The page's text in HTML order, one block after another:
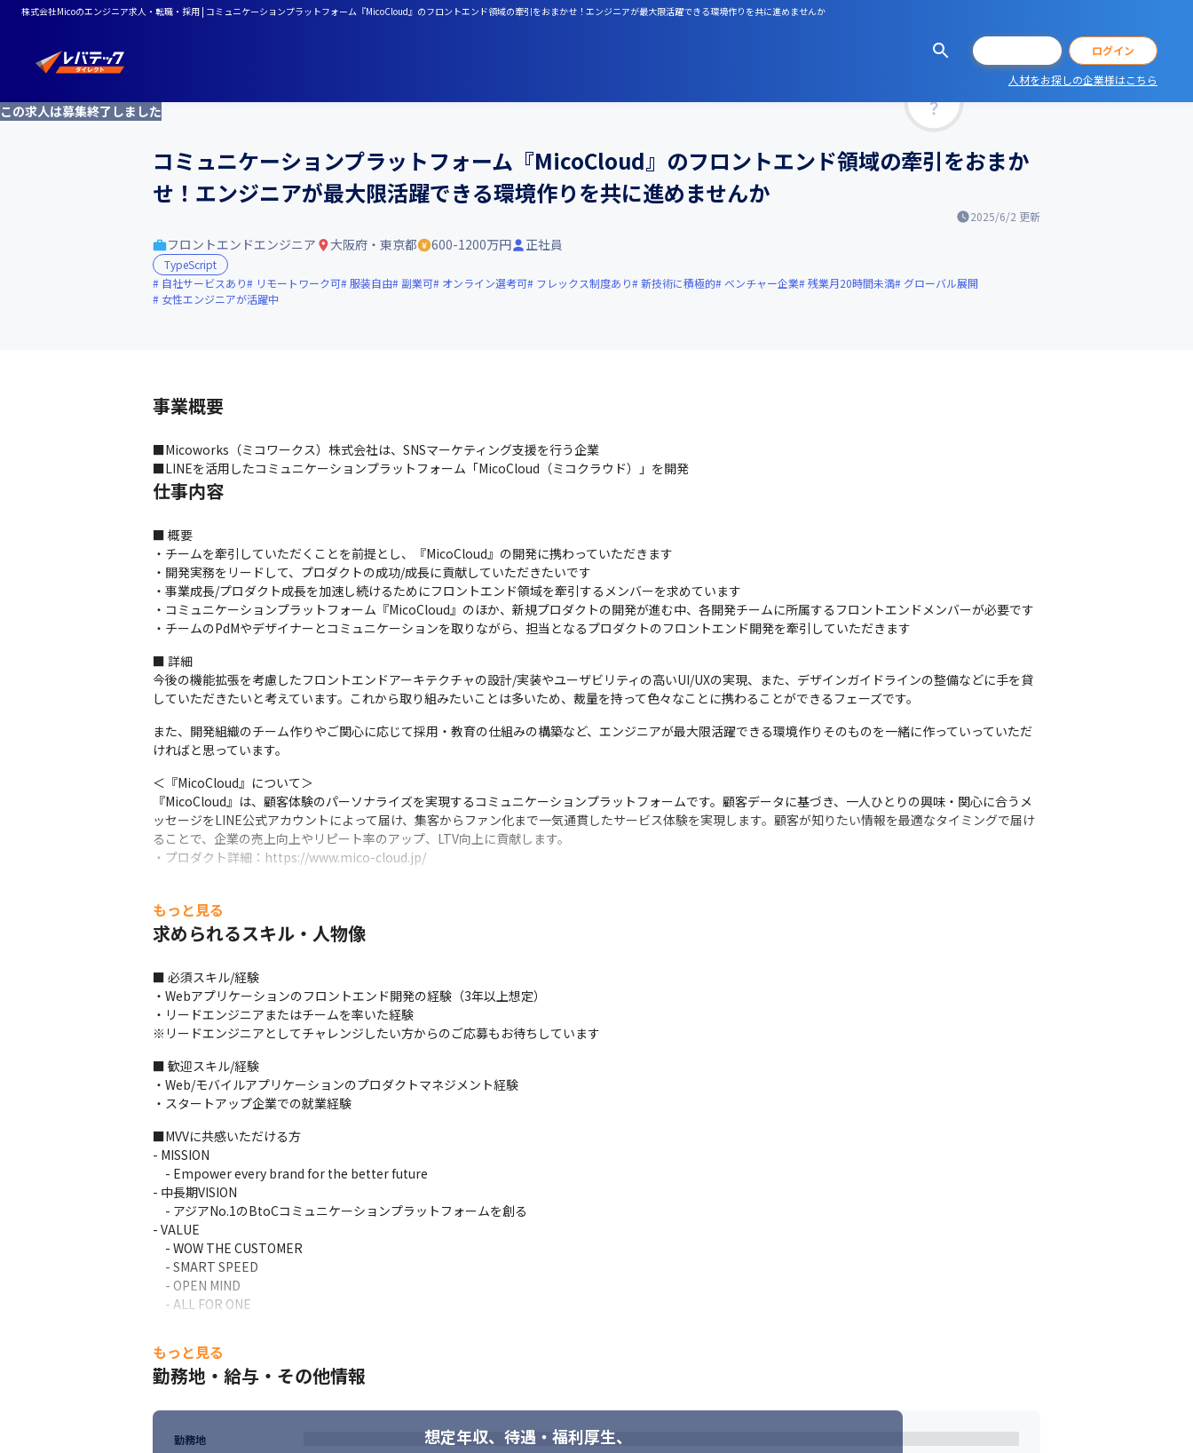
株式会社Micoのエンジニア求人・転職・採用 | コミュニケーションプラットフォーム『MicoCloud』のフロントエンド領域の牽引をおまかせ！エンジニアが最大限活躍できる環境作りを共に進めませんか
ログイン
人材をお探しの企業様はこちら
この求人は募集終了しました
コミュニケーションプラットフォーム『MicoCloud』のフロントエンド領域の牽引をおまか
せ！エンジニアが最大限活躍できる環境作りを共に進めませんか
2025/6/2 更新
フロントエンドエンジニア 大阪府・東京都 600-1200万円 正社員
TypeScript
自社サービスあり
リモートワーク可 服装自由 副業可 オンライン選考可 フレックス制度あり 新技術に積極的 ベンチャー企業 残業月20時間未満
グローバル展開
女性エンジニアが活躍中
事業概要
■Micoworks（ミコワークス）株式会社は、SNSマーケティング支援を行う企業
■LINEを活用したコミュニケーションプラットフォーム「MicoCloud（ミコクラウド）」を開発
仕事内容
■ 概要
・チームを牽引していただくことを前提とし、『MicoCloud』の開発に携わっていただきます
・開発実務をリードして、プロダクトの成功/成長に貢献していただきたいです
・事業成長/プロダクト成長を加速し続けるためにフロントエンド領域を牽引するメンバーを求めています
・コミュニケーションプラットフォーム『MicoCloud』のほか、新規プロダクトの開発が進む中、各開発チームに所属するフロントエンドメンバーが必要です
・チームのPdMやデザイナーとコミュニケーションを取りながら、担当となるプロダクトのフロントエンド開発を牽引していただきます
■ 詳細
今後の機能拡張を考慮したフロントエンドアーキテクチャの設計/実装やユーザビリティの高いUI/UXの実現、また、デザインガイドラインの整備などに手を貸
していただきたいと考えています。これから取り組みたいことは多いため、裁量を持って色々なことに携わることができるフェーズです。
また、開発組織のチーム作りやご関心に応じて採用・教育の仕組みの構築など、エンジニアが最大限活躍できる環境作りそのものを一緒に作っていっていただ
ければと思っています。
＜『MicoCloud』について＞
『MicoCloud』は、顧客体験のパーソナライズを実現するコミュニケーションプラットフォームです。顧客データに基づき、一人ひとりの興味・関心に合うメ
ッセージをLINE公式アカウントによって届け、集客からファン化まで一気通貫したサービス体験を実現します。顧客が知りたい情報を最適なタイミングで届け
ることで、企業の売上向上やリピート率のアップ、LTV向上に貢献します。
・プロダクト詳細：https://www.mico-cloud.jp/
・既存プロダクトでは大規模なメッセージ処理基盤の開発に携わっていただくことになるため、エンジニアとしてのレベルを一段アップさせたいとお考えの方
にとってチャレンジしがいのある課題が多くあります
・新規開発においては、まさにこれから作っていくものになるので、プロダクトローンチに関わって行きたいとお考えのエンジニアの方にとっては大きなチャ
もっと見る
求められるスキル・人物像
■ 必須スキル/経験
・Webアプリケーションのフロントエンド開発の経験（3年以上想定）
・リードエンジニアまたはチームを率いた経験
※リードエンジニアとしてチャレンジしたい方からのご応募もお待ちしています
■ 歓迎スキル/経験
・Web/モバイルアプリケーションのプロダクトマネジメント経験
・スタートアップ企業での就業経験
■MVVに共感いただける方
- MISSION
- Empower every brand for the better future
- 中長期VISION
- アジアNo.1のBtoCコミュニケーションプラットフォームを創る
- VALUE
- WOW THE CUSTOMER
- SMART SPEED
- OPEN MIND
- ALL FOR ONE
- チームの目標を自分事として行動できる
- 心理的安全性が高い
- クロスファンクショナル
- 信頼されるチーム
もっと見る
勤務地・給与・その他情報
想定年収、待遇・福利厚生、
勤務地